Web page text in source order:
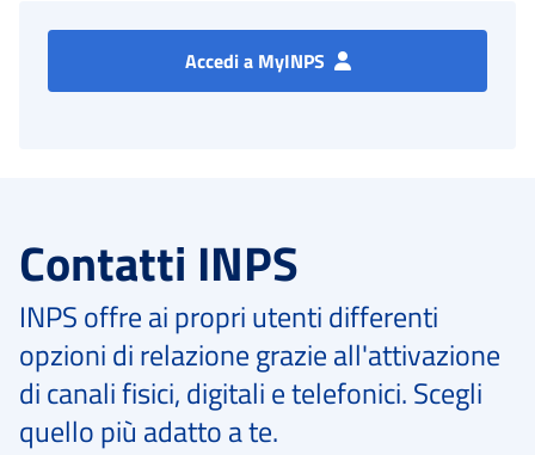
Accedi a MyINPS
Contatti INPS
INPS offre ai propri utenti differenti
opzioni di relazione grazie all'attivazione
di canali fisici, digitali e telefonici. Scegli
quello più adatto a te.